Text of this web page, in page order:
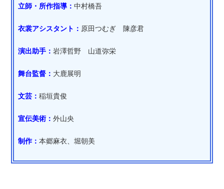
立師・所作指導：中村橋吾
衣裳アシスタント：原田つむぎ 陳彦君
演出助手：岩澤哲野 山道弥栄
舞台監督： 大鹿展明
文芸：稲垣貴俊
宣伝美術：外山央
制作：本郷麻衣、堀朝美